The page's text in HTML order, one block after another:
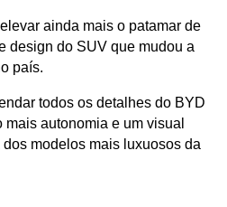
ainda mais o patamar de
design do SUV que mudou a
país.
todos os detalhes do BYD
autonomia e um visual
modelos mais luxuosos da